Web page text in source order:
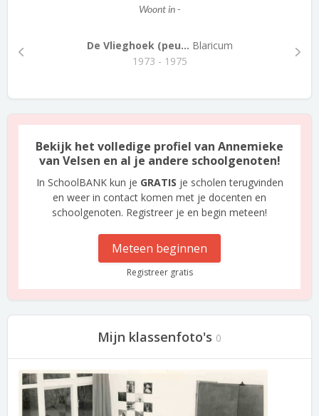
Woont in -
De Vlieghoek (peu... Blaricum
1973 - 1975
Bekijk het volledige profiel van Annemieke
van Velsen en al je andere schoolgenoten!
In SchoolBANK kun je GRATIS je scholen terugvinden
en weer in contact komen met je docenten en
schoolgenoten. Registreer je en begin meteen!
Meteen beginnen
Registreer gratis
Mijn klassenfoto's 0